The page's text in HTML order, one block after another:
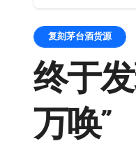
复刻茅台酒货源
终于
万唤”